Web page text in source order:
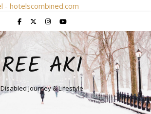
REE AKI
Disabled Journey & Lifestyle